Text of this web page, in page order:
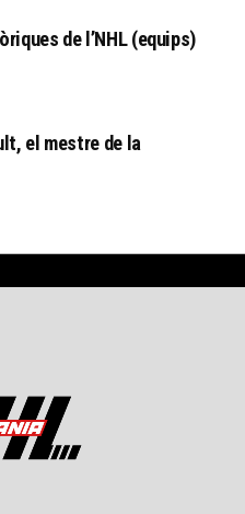
de l’NHL (equips)
el mestre de la